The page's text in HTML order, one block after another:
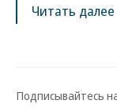
Читать далее
Подписывайтесь